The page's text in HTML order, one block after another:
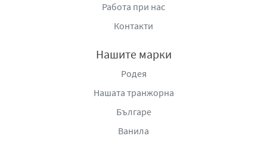
Работа при нас
Контакти
Нашите марки
Родея
Нашата транжорна
Българе
Ванила